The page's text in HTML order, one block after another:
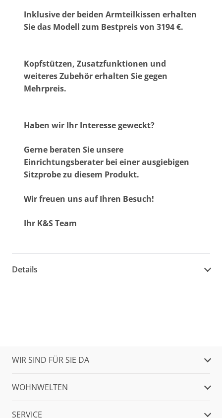
Inklusive der beiden Armteilkissen erhalten
Sie das Modell zum Bestpreis von 3194 €.
Kopfstützen, Zusatzfunktionen und
weiteres Zubehör erhalten Sie gegen
Mehrpreis.
Haben wir Ihr Interesse geweckt?
Gerne beraten Sie unsere
Einrichtungsberater bei einer ausgiebigen
Sitzprobe zu diesem Produkt.
Wir freuen uns auf Ihren Besuch!
Ihr K&S Team
Details
WIR SIND FÜR SIE DA
WOHNWELTEN
SERVICE